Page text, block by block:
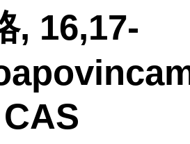
, 16,17-